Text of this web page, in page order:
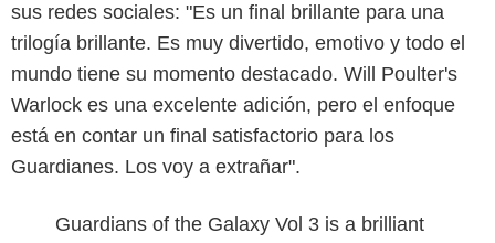
sus redes sociales: "Es un final brillante para una
trilogía brillante. Es muy divertido, emotivo y todo el
mundo tiene su momento destacado. Will Poulter's
Warlock es una excelente adición, pero el enfoque
está en contar un final satisfactorio para los
Guardianes. Los voy a extrañar".
Guardians of the Galaxy Vol 3 is a brilliant